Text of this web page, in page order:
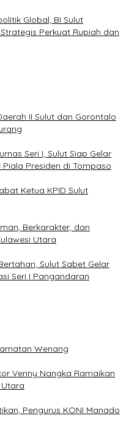
Global, BI Sulut
Perkuat Rupiah dan
II Sulut dan Gorontalo
Seri I, Sulut Siap Gelar
Piala Presiden di Tompaso
Ketua KPID Sulut
Berkarakter, dan
Utara
Sulut Sabet Gelar
Seri I Pangandaran
Wenang
Venny Nangka Ramaikan
Pengurus KONI Manado